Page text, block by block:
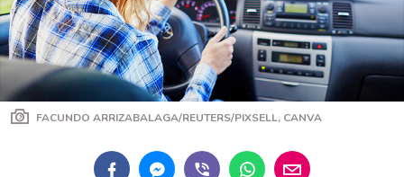
FACUNDO ARRIZABALAGA/REUTERS/PIXSELL, CANVA